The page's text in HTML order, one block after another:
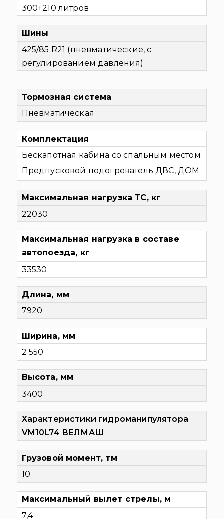
300+210 литров
Шины
425/85 R21 (пневматические, с
регулированием давления)
Тормозная система
Пневматическая
Комплектация
Бескапотная кабина со спальным местом
Предпусковой подогреватель ДВС, ДОМ
Максимальная нагрузка ТС, кг
22030
Максимальная нагрузка в составе
автопоезда, кг
33530
Длина, мм
7920
Ширина, мм
2 550
Высота, мм
3400
Характеристики гидроманипулятора
VM10L74 ВЕЛМАШ
Грузовой момент, тм
10
Максимальный вылет стрелы, м
7,4